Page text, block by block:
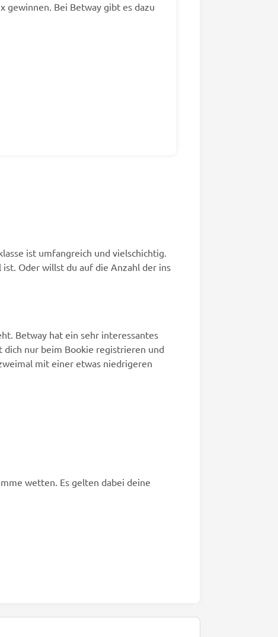
gewinnen. Bei Betway gibt es dazu
ist umfangreich und vielschichtig.
Oder willst du auf die Anzahl der ins
Betway hat ein sehr interessantes
nur beim Bookie registrieren und
mit einer etwas niedrigeren
wetten. Es gelten dabei deine